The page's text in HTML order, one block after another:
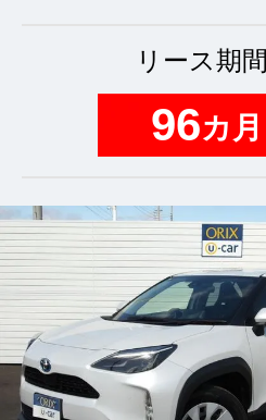
リース期間
96カ月